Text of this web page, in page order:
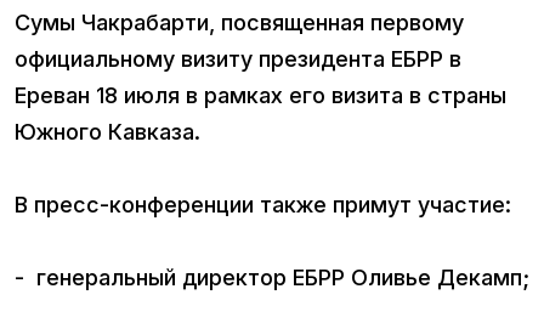
Сумы Чакрабарти, посвященная первому
официальному визиту президента ЕБРР в
Ереван 18 июля в рамках его визита в страны
Южного Кавказа.
В пресс-конференции также примут участие:
- генеральный директор ЕБРР Оливье Декамп;